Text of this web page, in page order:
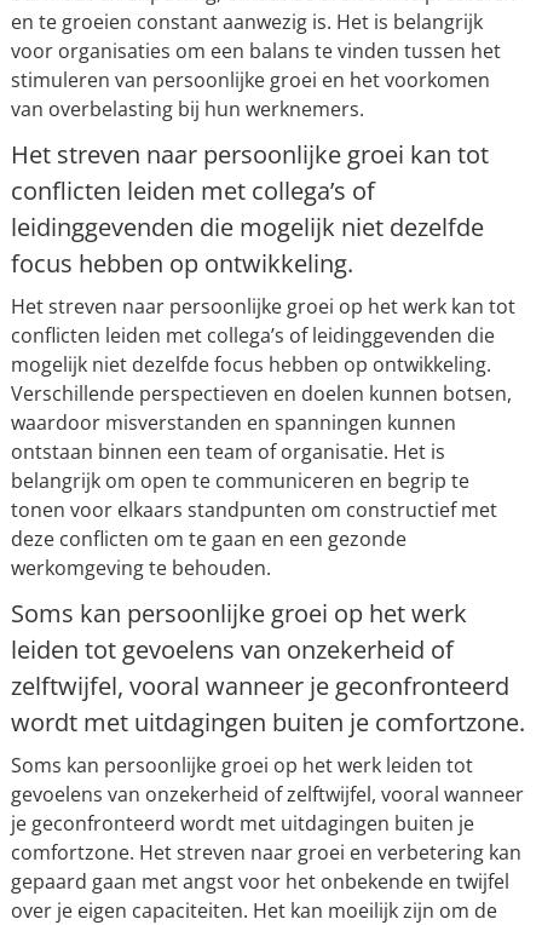
en te groeien constant aanwezig is. Het is belangrijk
voor organisaties om een balans te vinden tussen het
stimuleren van persoonlijke groei en het voorkomen
van overbelasting bij hun werknemers.
Het streven naar persoonlijke groei kan tot
conflicten leiden met collega’s of
leidinggevenden die mogelijk niet dezelfde
focus hebben op ontwikkeling.
Het streven naar persoonlijke groei op het werk kan tot
conflicten leiden met collega’s of leidinggevenden die
mogelijk niet dezelfde focus hebben op ontwikkeling.
Verschillende perspectieven en doelen kunnen botsen,
waardoor misverstanden en spanningen kunnen
ontstaan binnen een team of organisatie. Het is
belangrijk om open te communiceren en begrip te
tonen voor elkaars standpunten om constructief met
deze conflicten om te gaan en een gezonde
werkomgeving te behouden.
Soms kan persoonlijke groei op het werk
leiden tot gevoelens van onzekerheid of
zelftwijfel, vooral wanneer je geconfronteerd
wordt met uitdagingen buiten je comfortzone.
Soms kan persoonlijke groei op het werk leiden tot
gevoelens van onzekerheid of zelftwijfel, vooral wanneer
je geconfronteerd wordt met uitdagingen buiten je
comfortzone. Het streven naar groei en verbetering kan
gepaard gaan met angst voor het onbekende en twijfel
over je eigen capaciteiten. Het kan moeilijk zijn om de